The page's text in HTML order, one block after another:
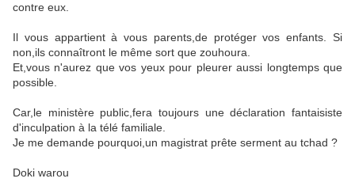
contre eux.
Il vous appartient à vous parents,de protéger vos enfants. Si
non,ils connaîtront le même sort que zouhoura.
Et,vous n'aurez que vos yeux pour pleurer aussi longtemps que
possible.
Car,le ministère public,fera toujours une déclaration fantaisiste
d'inculpation à la télé familiale.
Je me demande pourquoi,un magistrat prête serment au tchad ?
Doki warou